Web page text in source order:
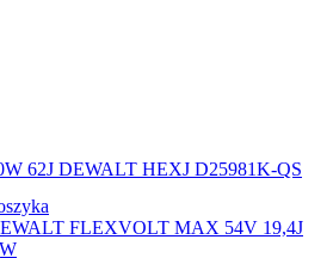
62J DEWALT HEXJ D25981K-QS